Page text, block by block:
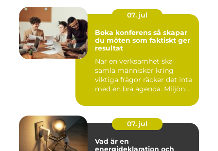
07. jul
Boka konferens så skapar
du möten som faktiskt ger
resultat
När en verksamhet ska
samla människor kring
viktiga frågor räcker det inte
med en bra agenda. Miljön...
07. jul
Vad är en
energideklaration och